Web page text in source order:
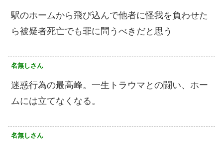
駅のホームから飛び込んで他者に怪我を負わせた
ら被疑者死亡でも罪に問うべきだと思う
名無しさん
迷惑行為の最高峰。一生トラウマとの闘い、ホー
ムには立てなくなる。
名無しさん